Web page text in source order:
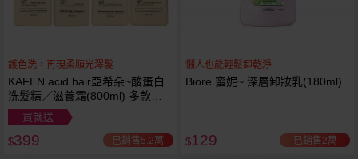
護色洗，再現柔順光澤髮
KAFEN acid hair亞希朵~酸蛋白
洗髮精／滋養霜(800ml) 多款可
選
買就送
$399 已銷售5.2萬
懶人也能輕鬆卸乾淨
Biore 蜜妮~ 深層卸妝乳(180ml)
$129 已銷售2萬